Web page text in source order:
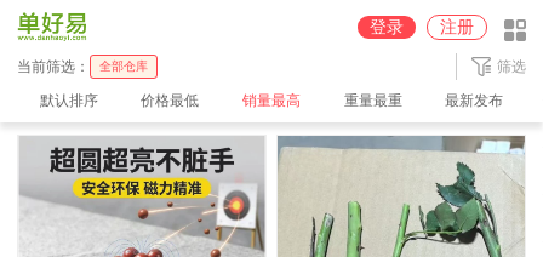
登录 注册
当前筛选： 全部仓库 筛选
默认排序 价格最低 销量最高 重量最重 最新发布
圆通深圳【100%派送】仓 中通广州2【100%派送】仓